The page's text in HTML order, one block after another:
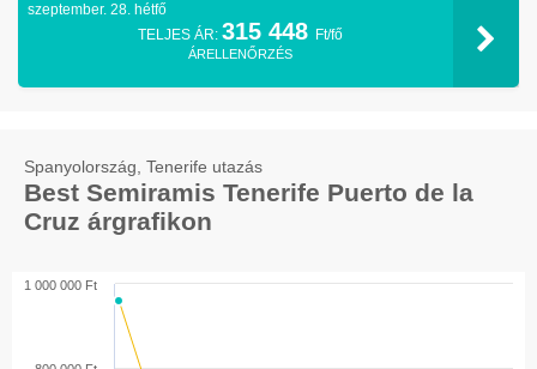
szeptember. 28. hétfő
TELJES ÁR: 315 448 Ft/fő
ÁRELLENŐRZÉS
Spanyolország, Tenerife utazás
Best Semiramis Tenerife Puerto de la
Cruz árgrafikon
1 000 000 Ft